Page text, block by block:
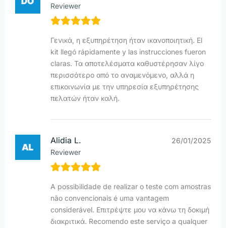
Reviewer
Γενικά, η εξυπηρέτηση ήταν ικανοποιητική. El
kit llegó rápidamente y las instrucciones fueron
claras. Τα αποτελέσματα καθυστέρησαν λίγο
περισσότερο από το αναμενόμενο, αλλά η
επικοινωνία με την υπηρεσία εξυπηρέτησης
πελατών ήταν καλή.
Alidia L.
Reviewer
26/01/2025
A possibilidade de realizar o teste com amostras
não convencionais é uma vantagem
considerável. Επιτρέψτε μου να κάνω τη δοκιμή
διακριτικά. Recomendo este serviço a qualquer